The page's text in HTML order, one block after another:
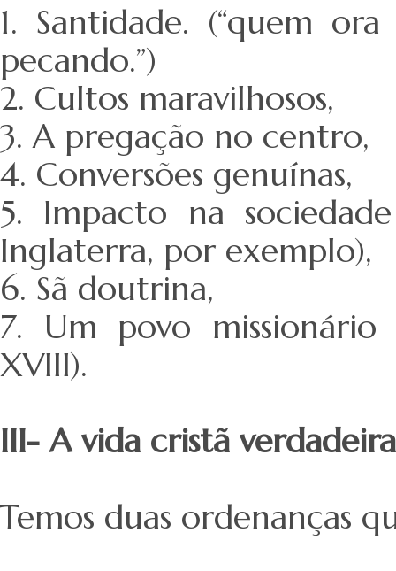
1. Santidade. (“quem
pecando.”)
2. Cultos maravilhosos,
3. A pregação no centro,
4. Conversões genuínas,
5. Impacto na
Inglaterra, por exemplo),
6. Sã doutrina,
7. Um povo missionário
XVIII).
III- A vida cristã
Temos duas ordenanças